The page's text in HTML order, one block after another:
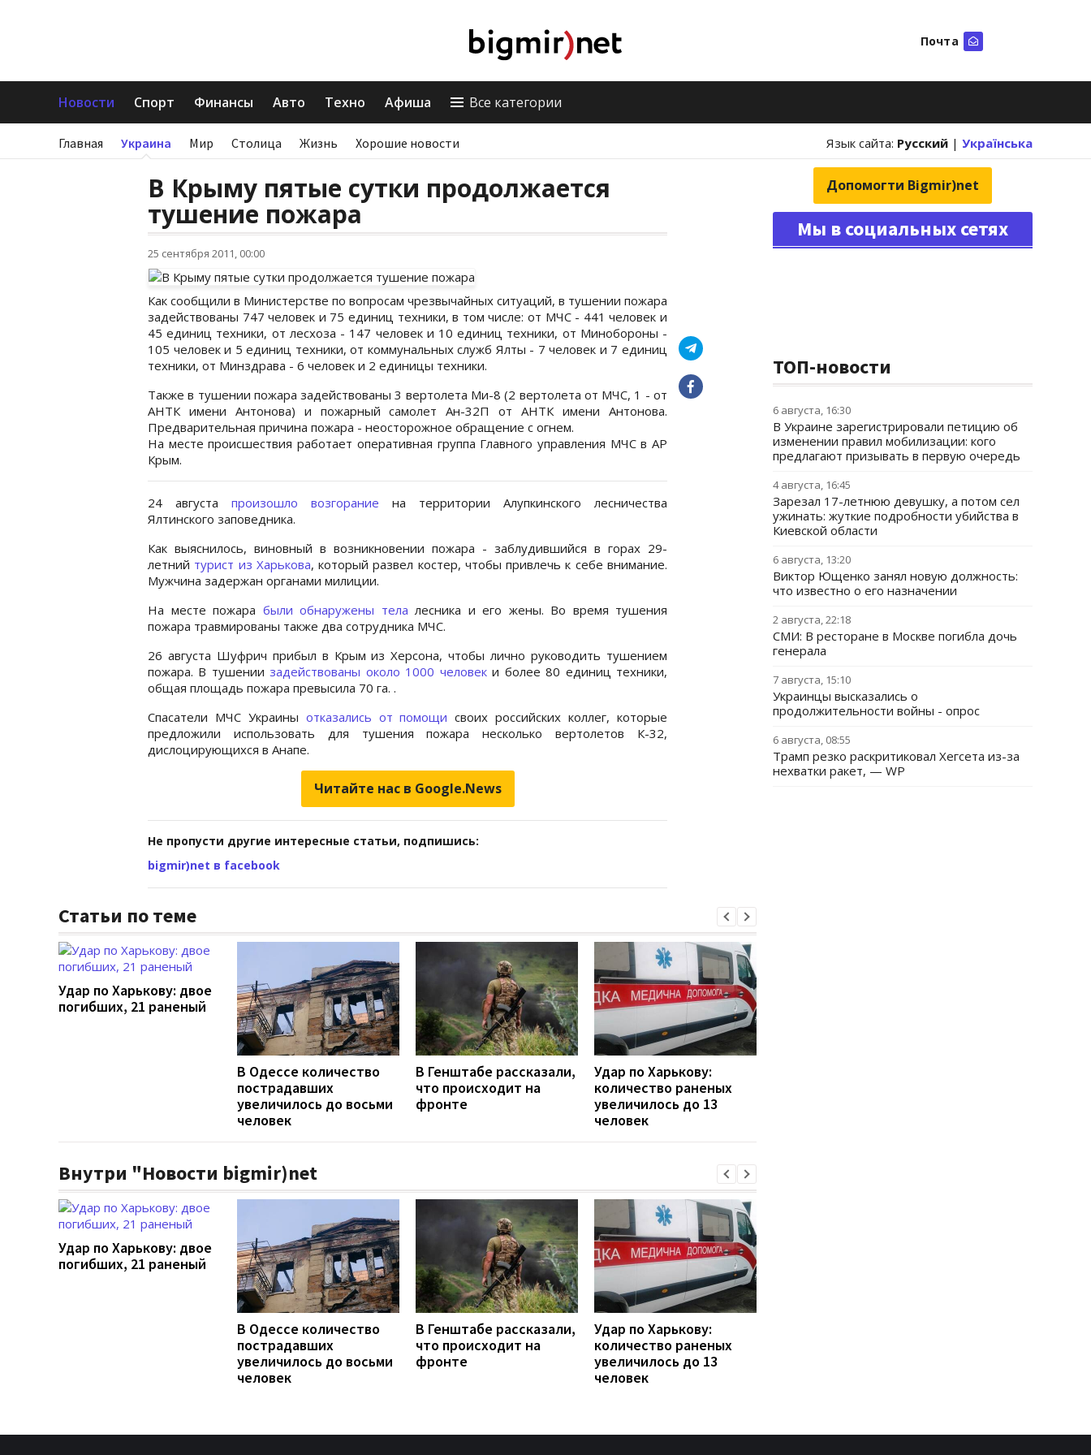
Почта
Новости Спорт Финансы Авто Техно Афиша Все категории
Главная Украина Мир Столица Жизнь Хорошие новости Язык сайта: Русский | Українська
В Крыму пятые сутки продолжается
тушение пожара
25 сентября 2011, 00:00
Как сообщили в Министерстве по вопросам чрезвычайных ситуаций, в тушении пожара
задействованы 747 человек и 75 единиц техники, в том числе: от МЧС - 441 человек и
45 единиц техники, от лесхоза - 147 человек и 10 единиц техники, от Минобороны -
105 человек и 5 единиц техники, от коммунальных служб Ялты - 7 человек и 7 единиц
техники, от Минздрава - 6 человек и 2 единицы техники.
Также в тушении пожара задействованы 3 вертолета Ми-8 (2 вертолета от МЧС, 1 - от
АНТК имени Антонова) и пожарный самолет Ан-32П от АНТК имени Антонова.
Предварительная причина пожара - неосторожное обращение с огнем.
На месте происшествия работает оперативная группа Главного управления МЧС в АР
Крым.
24 августа произошло возгорание на территории Алупкинского лесничества
Ялтинского заповедника.
Как выяснилось, виновный в возникновении пожара - заблудившийся в горах 29-
летний турист из Харькова, который развел костер, чтобы привлечь к себе внимание.
Мужчина задержан органами милиции.
На месте пожара были обнаружены тела лесника и его жены. Во время тушения
пожара травмированы также два сотрудника МЧС.
26 августа Шуфрич прибыл в Крым из Херсона, чтобы лично руководить тушением
пожара. В тушениизадействованы около 1000 человеки более 80 единиц техники,
общая площадь пожара превысила 70 га. .
Спасатели МЧС Украины отказались от помощисвоих российских коллег, которые
предложили использовать для тушения пожара несколько вертолетов К-32,
дислоцирующихся в Анапе.
Читайте нас в Google.News
Не пропусти другие интересные статьи, подпишись:
bigmir)net в facebook
Статьи по теме
Удар по Харькову: двое
погибших, 21 раненый
В Одессе количество
пострадавших
увеличилось до восьми
человек
В Генштабе рассказали,
что происходит на
фронте
Удар по Харькову:
количество раненых
увеличилось до 13
человек
Внутри "Новости bigmir)net
Удар по Харькову: двое
погибших, 21 раненый
В Одессе количество
пострадавших
увеличилось до восьми
человек
В Генштабе рассказали,
что происходит на
фронте
Удар по Харькову:
количество раненых
увеличилось до 13
человек
Допомогти Bigmir)net
Мы в социальных сетях
ТОП-новости
6 августа, 16:30
В Украине зарегистрировали петицию об
изменении правил мобилизации: кого
предлагают призывать в первую очередь
4 августа, 16:45
Зарезал 17-летнюю девушку, а потом сел
ужинать: жуткие подробности убийства в
Киевской области
6 августа, 13:20
Виктор Ющенко занял новую должность:
что известно о его назначении
2 августа, 22:18
СМИ: В ресторане в Москве погибла дочь
генерала
7 августа, 15:10
Украинцы высказались о
продолжительности войны - опрос
6 августа, 08:55
Трамп резко раскритиковал Хегсета из-за
нехватки ракет, — WP